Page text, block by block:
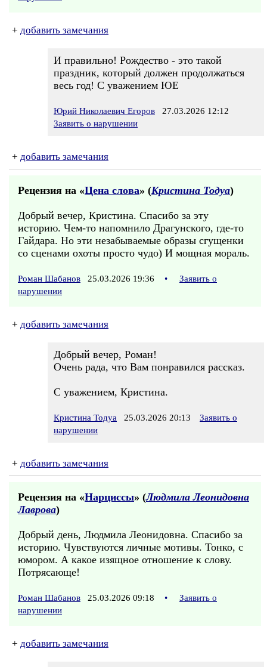
+ добавить замечания
И правильно! Рождество - это такой
праздник, который должен продолжаться
весь год! С уважением ЮЕ
Юрий Николаевич Егоров 27.03.2026 12:12
Заявить о нарушении
+ добавить замечания
Рецензия на «Цена слова» (Кристина Тодуа)
Добрый вечер, Кристина. Спасибо за эту
историю. Чем-то напомнило Драгунского, где-то
Гайдара. Но эти незабываемые образы сгущенки
со сценами охоты просто чудо) И мощная мораль.
Роман Шабанов 25.03.2026 19:36 •
Заявить о
нарушении
+ добавить замечания
Добрый вечер, Роман!
Очень рада, что Вам понравился рассказ.
С уважением, Кристина.
Кристина Тодуа 25.03.2026 20:13
Заявить о
нарушении
+ добавить замечания
Рецензия на «Нарциссы» (Людмила Леонидовна
Лаврова)
Добрый день, Людмила Леонидовна. Спасибо за
историю. Чувствуются личные мотивы. Тонко, с
юмором. А какое изящное отношение к слову.
Потрясающе!
Роман Шабанов 25.03.2026 09:18 •
Заявить о
нарушении
+ добавить замечания